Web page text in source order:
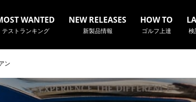
WANTED
テストランキング
NEW RELEASES
新製品情報
HOW TO
ゴルフ上達 検
ン